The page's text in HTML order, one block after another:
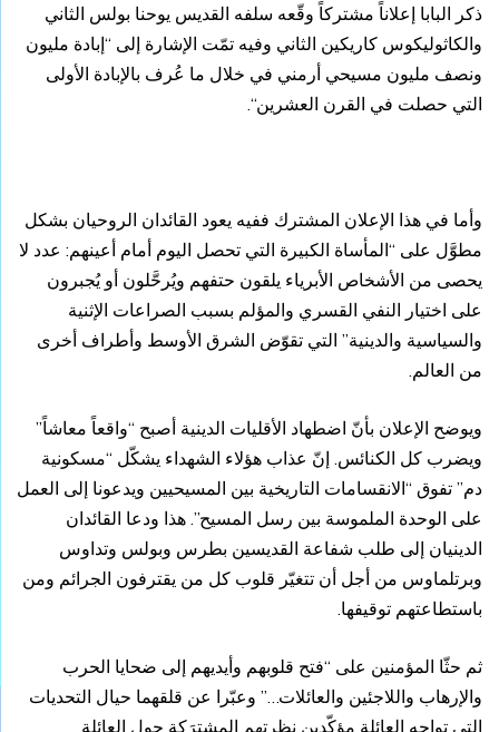
ذكر البابا إعلاناً مشتركاً وقّعه سلفه القديس يوحنا بولس الثاني
والكاثوليكوس كاريكين الثاني وفيه تمّت الإشارة إلى “إبادة مليون
ونصف مليون مسيحي أرمني في خلال ما عُرف بالإبادة الأولى
التي حصلت في القرن العشرين“.
وأما في هذا الإعلان المشترك ففيه يعود القائدان الروحيان بشكل
مطوَّل على “المأساة الكبيرة التي تحصل اليوم أمام أعينهم: عدد لا
يحصى من الأشخاص الأبرياء يلقون حتفهم ويُرحَّلون أو يُجبرون
على اختيار النفي القسري والمؤلم بسبب الصراعات الإثنية
والسياسية والدينية” التي تقوّض الشرق الأوسط وأطراف أخرى
من العالم.
ويوضح الإعلان بأنّ اضطهاد الأقليات الدينية أصبح “واقعاً معاشاً”
ويضرب كل الكنائس. إنّ عذاب هؤلاء الشهداء يشكّل “مسكونية
دم” تفوق “الانقسامات التاريخية بين المسيحيين ويدعونا إلى العمل
على الوحدة الملموسة بين رسل المسيح”. هذا ودعا القائدان
الدينيان إلى طلب شفاعة القديسين بطرس وبولس وتداوس
وبرتلماوس من أجل أن تتغيّر قلوب كل من يقترفون الجرائم ومن
باستطاعتهم توقيفها.
ثم حثّا المؤمنين على “فتح قلوبهم وأيديهم إلى ضحايا الحرب
والإرهاب واللاجئين والعائلات…” وعبّرا عن قلقهما حيال التحديات
التي تواجه العائلة مؤكّدين نظرتهم المشترَكة حول العائلة